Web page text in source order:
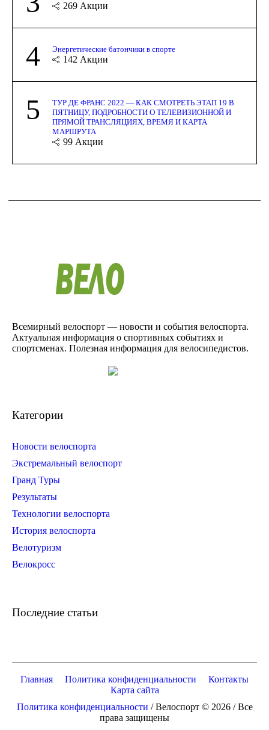
269 Акции
4 Энергетические батончики в спорте
142 Акции
5
ТУР ДЕ ФРАНС 2022 — КАК СМОТРЕТЬ ЭТАП 19 В
ПЯТНИЦУ, ПОДРОБНОСТИ О ТЕЛЕВИЗИОННОЙ И
ПРЯМОЙ ТРАНСЛЯЦИЯХ, ВРЕМЯ И КАРТА
МАРШРУТА
99 Акции
Всемирный велоспорт — новости и события велоспорта.
Актуальная информация о спортивных событиях и
спортсменах. Полезная информация для велосипедистов.
Категории
Новости велоспорта
Экстремальный велоспорт
Гранд Туры
Результаты
Технологии велоспорта
История велоспорта
Велотуризм
Велокросс
Последние статьи
Главная Политика конфиденциальности
Контакты
Карта сайта
Политика конфиденциальности / Велоспорт © 2026 / Все
права защищены